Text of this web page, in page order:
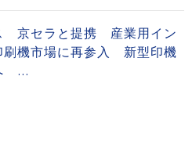
京セラと提携 産業用イン
刷機市場に再参入 新型印機
...